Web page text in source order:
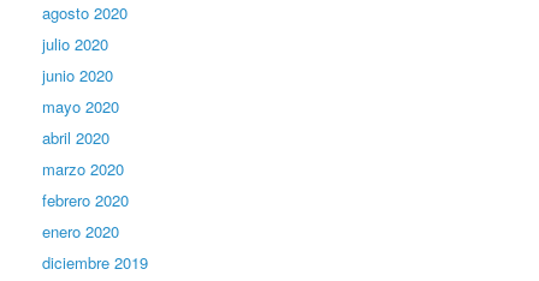
agosto 2020
julio 2020
junio 2020
mayo 2020
abril 2020
marzo 2020
febrero 2020
enero 2020
diciembre 2019